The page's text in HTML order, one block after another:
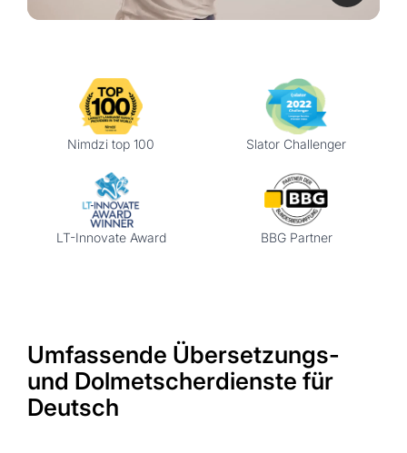
Nimdzi top 100 Slator Challenger
LT-Innovate Award BBG Partner
Umfassende Übersetzungs-
und Dolmetscherdienste für
Deutsch